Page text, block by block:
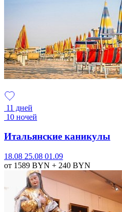
11 дней
10 ночей
Итальянские каникулы
18.08 25.08 01.09
от 1589 BYN + 240 BYN